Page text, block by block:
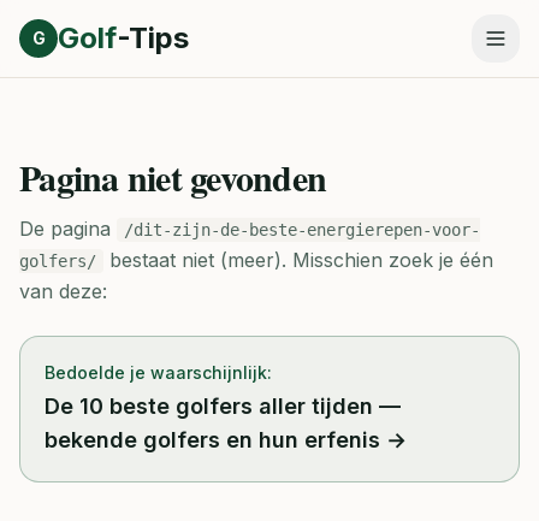
Direct naar inhoud
G Golf-Tips
Pagina niet gevonden
De pagina
/dit-zijn-de-beste-energierepen-voor-
golfers/
bestaat niet (meer). Misschien zoek je één
van deze:
Bedoelde je waarschijnlijk:
De 10 beste golfers aller tijden —
bekende golfers en hun erfenis →